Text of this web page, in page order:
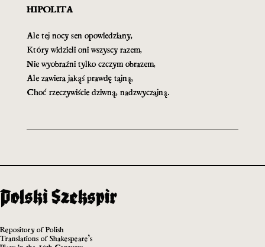
HIPOLITA
Ale tej nocy sen opowiedziany,
Który widzieli oni wszyscy razem,
Nie wyobraźni tylko czczym obrazem,
Ale zawiera jakąś prawdę tajną,
Choć rzeczywiście dziwną, nadzwyczajną.
Repository of Polish
Translations of Shakespeare’s